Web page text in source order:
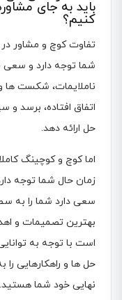
باید به جای
کنیم؟
تفاوت کوچ و مشاور
شما توجه دارد و
ناملایمات، شکست ها
اتفاق افتاده، برسد و
حل ارائه دهد.
اما کوچ و کوچینگ
زمان حال شما توجه
سعی دارد شما را به
بهترین تصمیمات و
است با توجه به
حل ها و راهکارهایی
نهایی خود شما هستید.